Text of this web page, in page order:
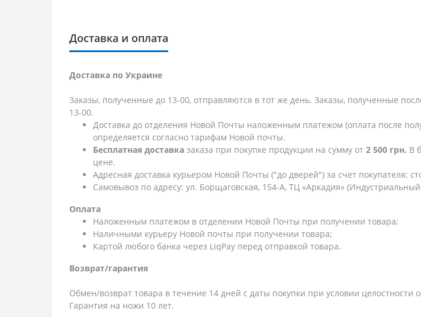
Доставка и оплата
Доставка по Украине
Заказы, полученные до 13-00, отправляются в тот же день. Заказы, полученные
13-00.
Доставка до отделения Новой Почты наложенным платежом (оплата после
определяется согласно тарифам Новой почты.
Бесплатная доставка заказа при покупке продукции на сумму от 2 500 грн. В
цене.
Адресная доставка курьером Новой Почты ("до дверей") за счет покупателя;
Самовывоз по адресу: ул. Борщаговская, 154-А, ТЦ «Аркадия»
Оплата
Наложенным платежом в отделении Новой Почты при получении товара;
Наличными курьеру Новой почты при получении товара;
Картой любого банка через LiqPay перед отправкой товара.
Возврат/гарантия
Обмен/возврат товара в течение 14 дней с даты покупки при условии целостности
Гарантия на ножи 10 лет.